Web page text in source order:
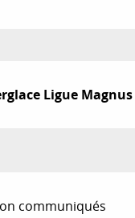
Ligue Magnus
communiqués